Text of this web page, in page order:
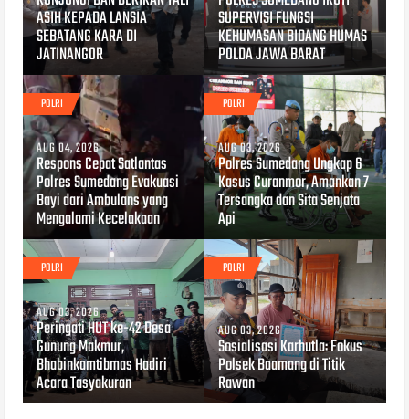
ASIH KEPADA LANSIA
SEBATANG KARA DI
JATINANGOR
SUPERVISI FUNGSI
KEHUMASAN BIDANG HUMAS
POLDA JAWA BARAT
POLRI
AUG 04, 2026
Respons Cepat Satlantas
Polres Sumedang Evakuasi
Bayi dari Ambulans yang
Mengalami Kecelakaan
POLRI
AUG 03, 2026
Polres Sumedang Ungkap 6
Kasus Curanmor, Amankan 7
Tersangka dan Sita Senjata
Api
POLRI
AUG 03, 2026
Peringati HUT ke-42 Desa
Gunung Makmur,
Bhabinkamtibmas Hadiri
Acara Tasyakuran
POLRI
AUG 03, 2026
Sosialisasi Karhutla: Fokus
Polsek Baamang di Titik
Rawan